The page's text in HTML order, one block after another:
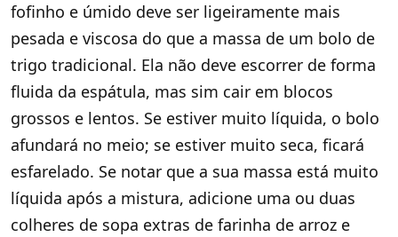
fofinho e úmido deve ser ligeiramente mais
pesada e viscosa do que a massa de um bolo de
trigo tradicional. Ela não deve escorrer de forma
fluida da espátula, mas sim cair em blocos
grossos e lentos. Se estiver muito líquida, o bolo
afundará no meio; se estiver muito seca, ficará
esfarelado. Se notar que a sua massa está muito
líquida após a mistura, adicione uma ou duas
colheres de sopa extras de farinha de arroz e